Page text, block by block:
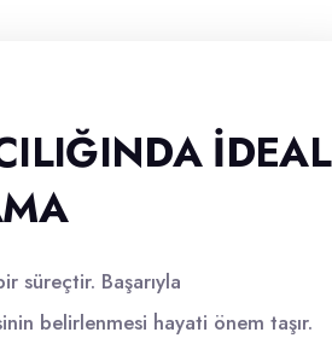
İDEAL
süreçtir. Başarıyla
belirlenmesi hayati önem taşır.